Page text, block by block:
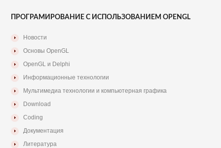
ПРОГРАМИРОВАНИЕ С ИСПОЛЬЗОВАНИЕМ OPENGL
Новости
Основы OpenGL
OpenGL и Delphi
Информационные технологии
Мультимедиа технологии и компьютерная графика
Download
Coding
Документация
Литература